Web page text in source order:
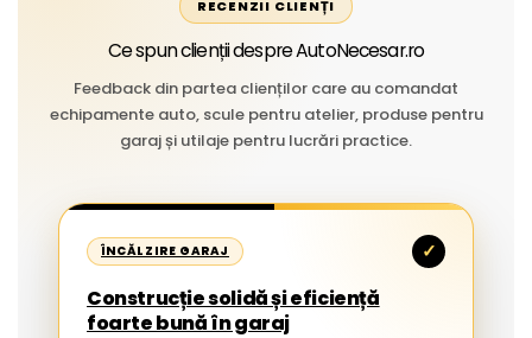
RECENZII CLIENȚI
Ce spun clienții despre AutoNecesar.ro
Feedback din partea clienților care au comandat
echipamente auto, scule pentru atelier, produse pentru
garaj și utilaje pentru lucrări practice.
ÎNCĂLZIRE GARAJ ✓
Construcție solidă și eficiență
foarte bună în garaj